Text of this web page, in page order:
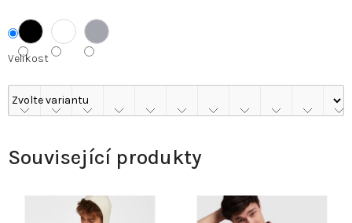
Velikost
Související produkty